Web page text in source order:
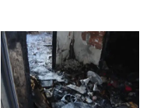
Cataluña